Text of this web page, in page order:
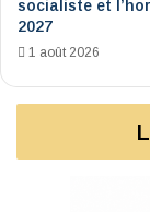
socialiste et
2027
1 août 2026